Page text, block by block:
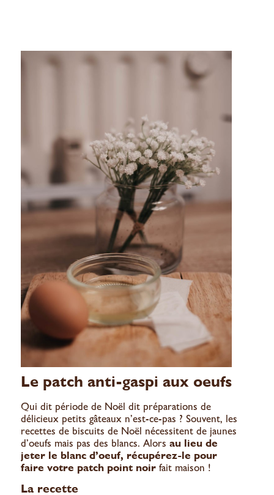
Le patch anti-gaspi aux oeufs
Qui dit période de Noël dit préparations de
délicieux petits gâteaux n’est-ce-pas ? Souvent, les
recettes de biscuits de Noël nécessitent de jaunes
d’oeufs mais pas des blancs. Alors au lieu de
jeter le blanc d’oeuf, récupérez-le pour
faire votre patch point noirfait maison !
La recette